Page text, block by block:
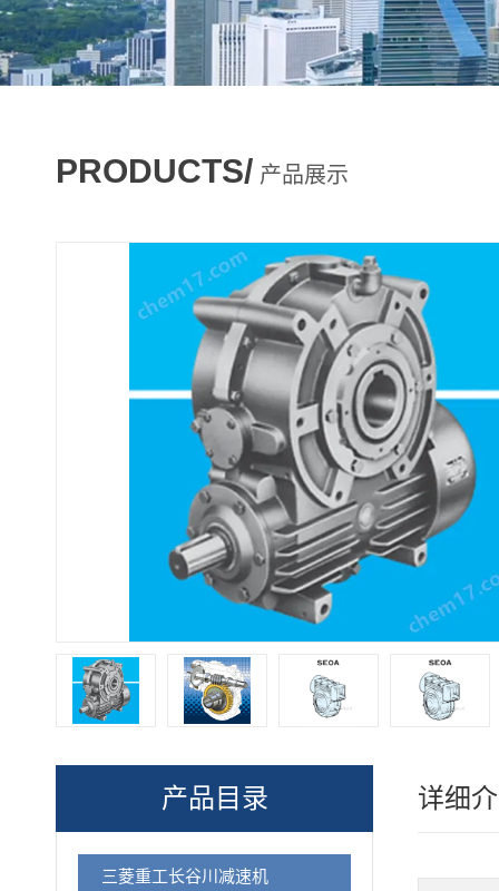
PRODUCTS/ 产品展示
产品目录
三菱重工长谷川减速机
详细